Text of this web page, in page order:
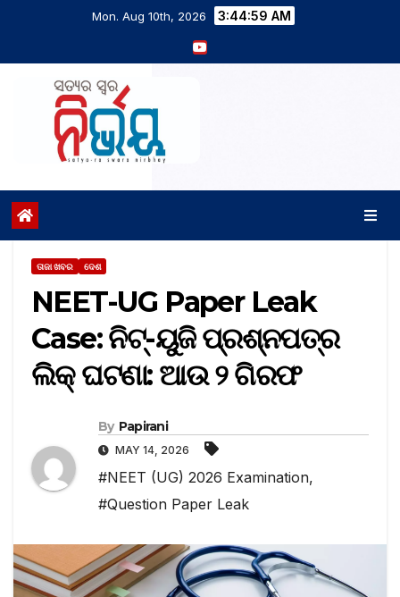
Mon. Aug 10th, 2026 3:45:00 AM
ତାଜା ଖବର ଦେଶ
NEET-UG Paper Leak
Case: ନିଟ୍‌-ୟୁଜି ପ୍ରଶ୍ନପତ୍ର
ଲିକ୍‌ ଘଟଣା: ଆଉ ୨ ଗିରଫ
By Papirani
MAY 14, 2026
#NEET (UG) 2026 Examination,
#Question Paper Leak